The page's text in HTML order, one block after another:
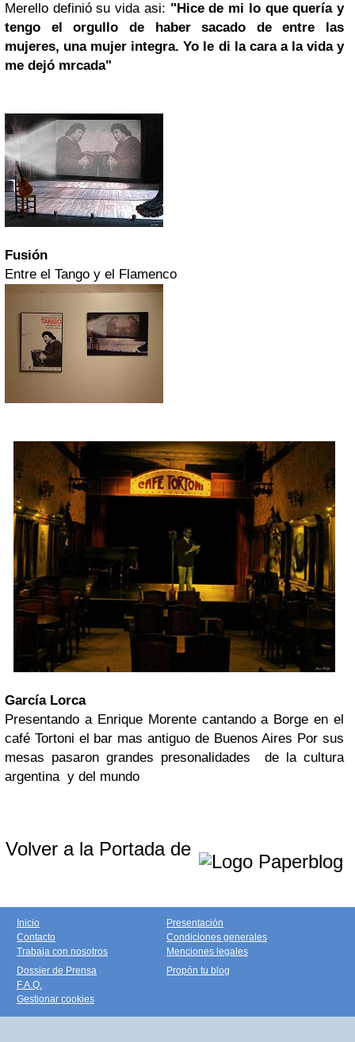
Merello definió su vida asi: "Hice de mi lo que quería y
tengo el orgullo de haber sacado de entre las
mujeres, una mujer integra. Yo le di la cara a la vida y
me dejó mrcada"
Fusión
Entre el Tango y el Flamenco
García Lorca
Presentando a Enrique Morente cantando a Borge en el
café Tortoni el bar mas antiguo de Buenos Aires Por sus
mesas pasaron grandes presonalidades de la cultura
argentina y del mundo
Volver a la Portada de
Inicio
Contacto
Trabaja con nosotros
Presentación
Condiciones generales
Menciones legales
Dossier de Prensa
F.A.Q.
Gestionar cookies
Propón tu blog